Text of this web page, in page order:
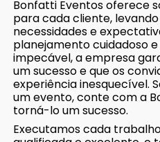
Bonfatti Eventos oferece
para cada cliente,
necessidades e
planejamento cuidadoso
impecável, a empresa
um sucesso e que os
experiência inesquecível.
um evento, conte com a
torná-lo um sucesso.
Executamos cada